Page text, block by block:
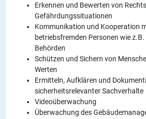
Erkennen und Bewerten von
Gefährdungssituationen
Kommunikation und Kooperation
betriebsfremden Personen wie z.B.
Behörden
Schützen und Sichern von
Werten
Ermitteln, Aufklären und
sicherheitsrelevanter Sachverhalte
Videoüberwachung
Überwachung des